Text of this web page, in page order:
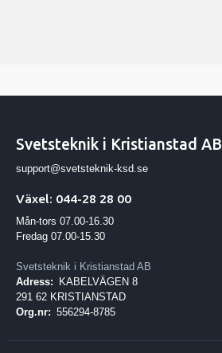
Svetsteknik i Kristianstad AB
support@svetsteknik-ksd.se
Växel: 044-28 28 00
Mån-tors 07.00-16.30
Fredag 07.00-15.30
Svetsteknik i Kristianstad AB
Adress:
KABELVÄGEN 8
291 62 KRISTIANSTAD
Org.nr: 556294-8785